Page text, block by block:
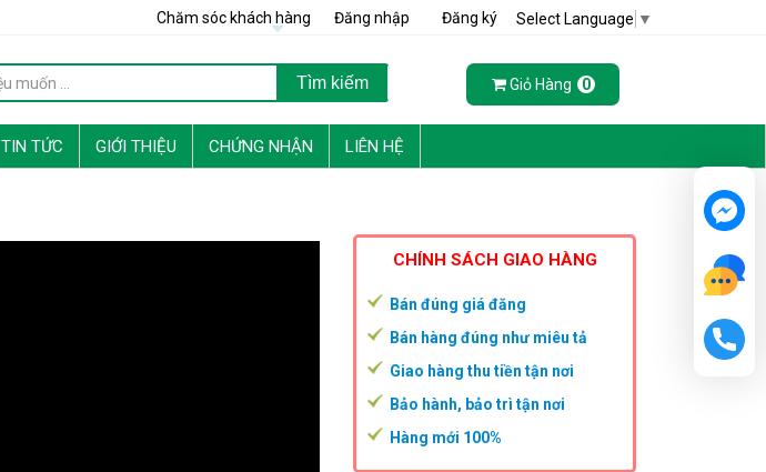
Chăm sóc khách hàng Đăng nhập Đăng ký Select Language ▼
Giỏ Hàng 0
TIN TỨC GIỚI THIỆU CHỨNG NHẬN LIÊN HỆ
CHÍNH SÁCH GIAO HÀNG
Bán đúng giá đăng
Bán hàng đúng như miêu tả
Giao hàng thu tiền tận nơi
Bảo hành, bảo trì tận nơi
Hàng mới 100%